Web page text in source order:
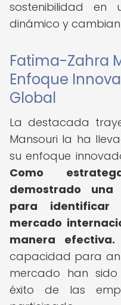
sostenibilidad en
dinámico y
Fatima-Zahra
Enfoque
Global
La destacada
Mansouri la ha
su enfoque
Como
demostrado una
para identificar
mercado
manera efectiva.
capacidad para
mercado han
éxito de las